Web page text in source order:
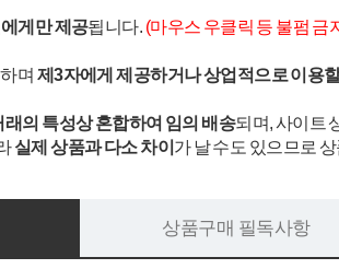
게만 제공됩니다. (마우스 우클릭 등 불펌 금
며 제3자에게 제공하거나 상업적으로 이용
래의 특성상 혼합하여 임의 배송되며, 사이트
실제 상품과 다소 차이 가 날 수도 있으므로
상품구매 필독사항